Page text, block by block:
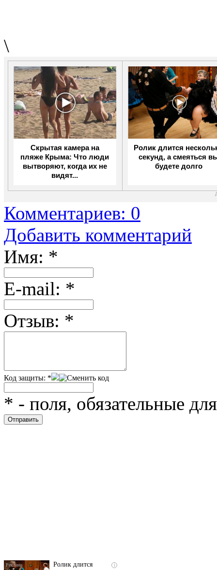
\
Скрытая камера на
пляже Крыма: Что люди
вытворяют, когда их не
видят...
Ролик длится
секунд, а смеяться
будете долго
Комментариев: 0
Добавить комментарий
Имя: *
Е-mail: *
Отзыв: *
Код защиты: *
* - поля, обязательные
i
Ролик длится